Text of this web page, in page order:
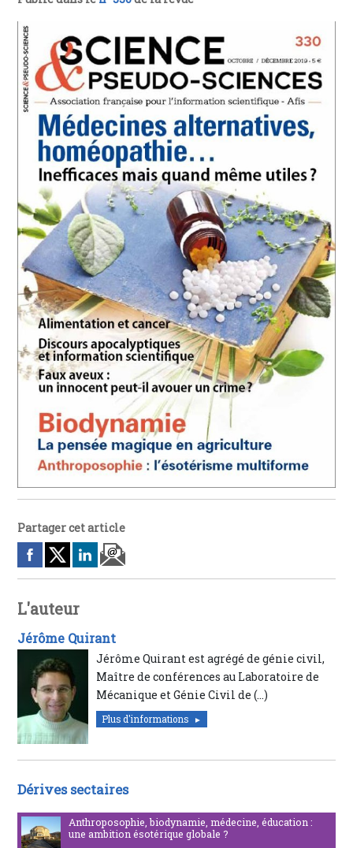
Partager cet article
L'auteur
Jérôme Quirant
Jérôme Quirant est agrégé de génie civil,
Maître de conférences au Laboratoire de
Mécanique et Génie Civil de (…)
Plus d'informations
Dérives sectaires
Anthroposophie, biodynamie, médecine, éducation :
une ambition ésotérique globale ?